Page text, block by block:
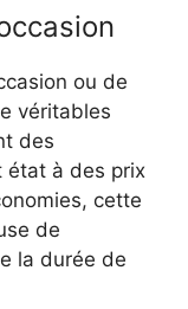
ou de
véritables
des
état à des prix
cette
de
la durée de